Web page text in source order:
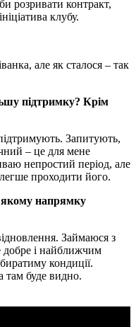
розривати контракт,
клубу.
але як сталося – так
підтримку? Крім
Запитують,
– це для мене
непростий період, але
проходити його.
якому напрямку
Займаюся з
добре і найближчим
кондиції.
там буде видно.